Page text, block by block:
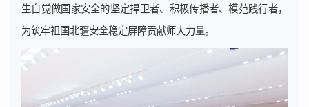
生自觉做国家安全的坚定捍卫者、积极传播者、模范践行者，
为筑牢祖国北疆安全稳定屏障贡献师大力量。